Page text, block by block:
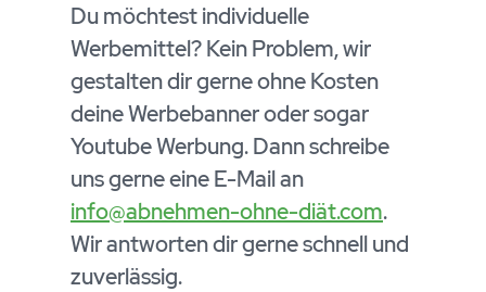
Du möchtest individuelle
Werbemittel? Kein Problem, wir
gestalten dir gerne ohne Kosten
deine Werbebanner oder sogar
Youtube Werbung. Dann schreibe
uns gerne eine E-Mail an
info@abnehmen-ohne-diät.com.
Wir antworten dir gerne schnell und
zuverlässig.